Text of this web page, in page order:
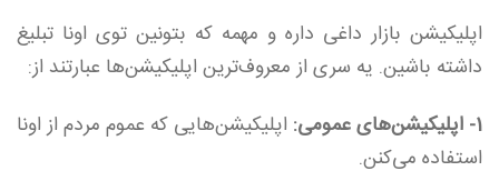
اپلیکیشن بازار داغی داره و مهمه که بتونین توی اونا تبلیغ
داشته باشین. یه سری از معروف‌ترین اپلیکیشن‌ها عبارتند از:
1- اپلیکیشن‌های عمومی: اپلیکیشن‌هایی که عموم مردم از اونا
استفاده می‌کنن.